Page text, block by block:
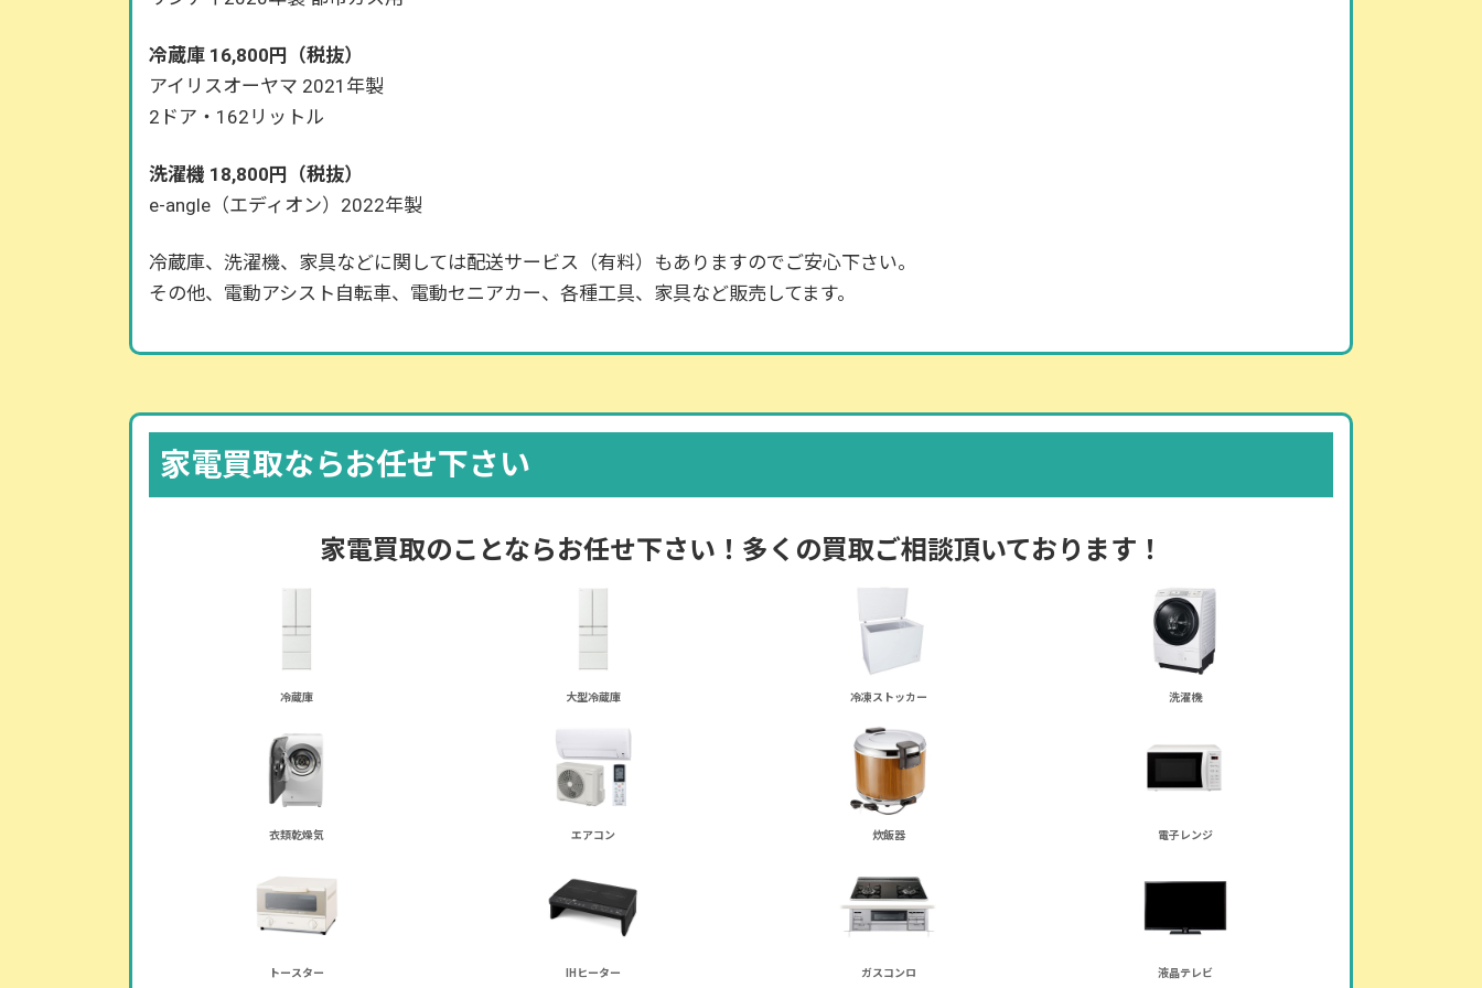
冷蔵庫 16,800円（税抜）
アイリスオーヤマ 2021年製
2ドア・162リットル
洗濯機 18,800円（税抜）
e-angle（エディオン）2022年製
冷蔵庫、洗濯機、家具などに関しては配送サービス（有料）もありますのでご安心下さい。
その他、電動アシスト自転車、電動セニアカー、各種工具、家具など販売してます。
家電買取ならお任せ下さい
家電買取のことならお任せ下さい！多くの買取ご相談頂いております！
冷蔵庫 大型冷蔵庫 冷凍ストッカー 洗濯機
衣類乾燥気 エアコン 炊飯器 電子レンジ
トースター IHヒーター ガスコンロ 液晶テレビ